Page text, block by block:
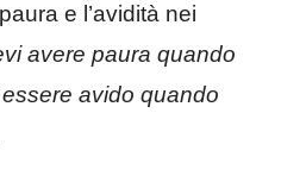
e l’avidità nei
avere paura quando
avido quando